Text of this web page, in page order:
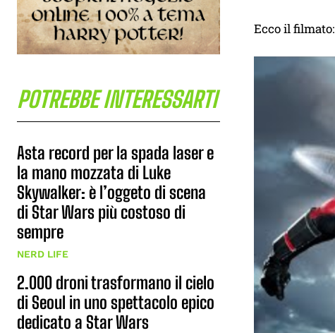
POTREBBE INTERESSARTI
Asta record per la spada laser e
la mano mozzata di Luke
Skywalker: è l’oggeto di scena
di Star Wars più costoso di
sempre
NERD LIFE
2.000 droni trasformano il cielo
di Seoul in uno spettacolo epico
dedicato a Star Wars
Ecco il filmato: